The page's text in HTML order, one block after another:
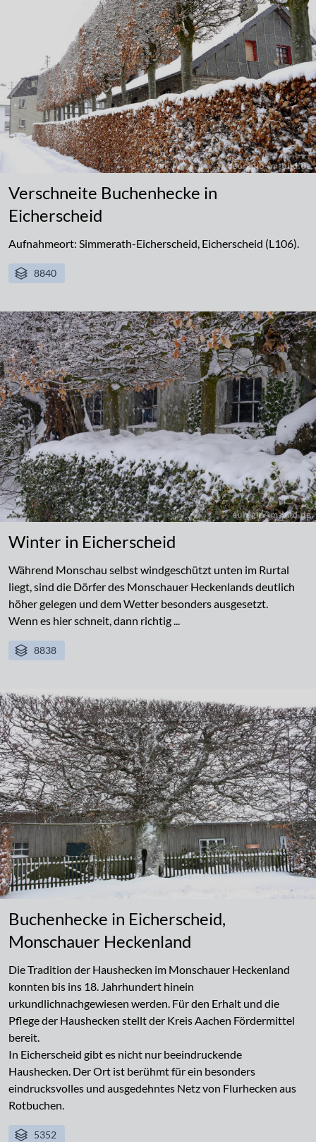
Verschneite Buchenhecke in
Eicherscheid
Aufnahmeort: Simmerath-Eicherscheid, Eicherscheid (L106).
8840
Winter in Eicherscheid
Während Monschau selbst windgeschützt unten im Rurtal
liegt, sind die Dörfer des Monschauer Heckenlands deutlich
höher gelegen und dem Wetter besonders ausgesetzt.
Wenn es hier schneit, dann richtig ...
8838
Buchenhecke in Eicherscheid,
Monschauer Heckenland
Die Tradition der Haushecken im Monschauer Heckenland
konnten bis ins 18. Jahrhundert hinein
urkundlichnachgewiesen werden. Für den Erhalt und die
Pflege der Haushecken stellt der Kreis Aachen Fördermittel
bereit.
In Eicherscheid gibt es nicht nur beeindruckende
Haushecken. Der Ort ist berühmt für ein besonders
eindrucksvolles und ausgedehntes Netz von Flurhecken aus
Rotbuchen.
5352